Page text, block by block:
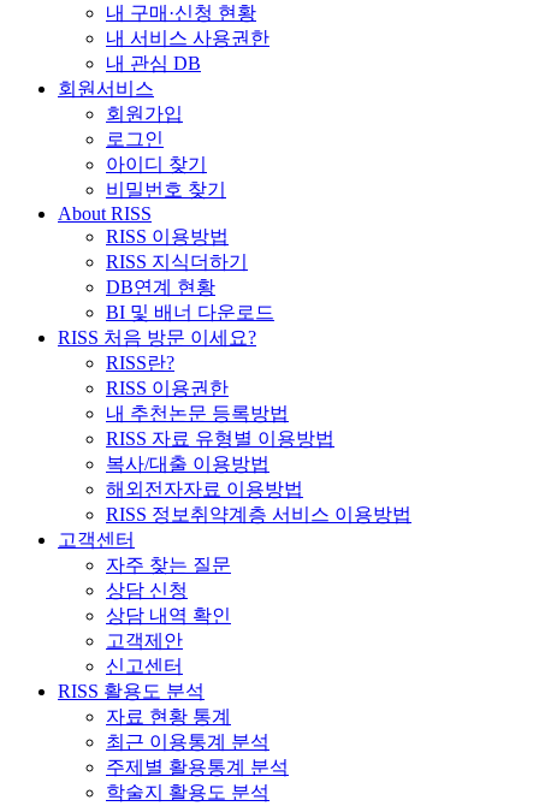
내 구매·신청 현황
내 서비스 사용권한
내 관심 DB
회원서비스
회원가입
로그인
아이디 찾기
비밀번호 찾기
About RISS
RISS 이용방법
RISS 지식더하기
DB연계 현황
BI 및 배너 다운로드
RISS 처음 방문 이세요?
RISS란?
RISS 이용권한
내 추천논문 등록방법
RISS 자료 유형별 이용방법
복사/대출 이용방법
해외전자자료 이용방법
RISS 정보취약계층 서비스 이용방법
고객센터
자주 찾는 질문
상담 신청
상담 내역 확인
고객제안
신고센터
RISS 활용도 분석
자료 현황 통계
최근 이용통계 분석
주제별 활용통계 분석
학술지 활용도 분석